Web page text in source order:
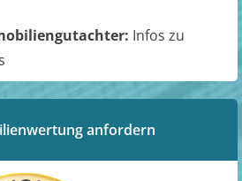
Infos zu
anfordern